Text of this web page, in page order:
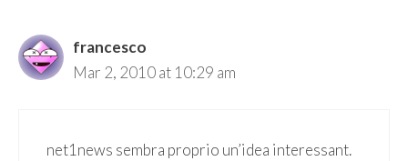
francesco
Mar 2, 2010 at 10:29 am
net1news sembra proprio un’idea interessant.